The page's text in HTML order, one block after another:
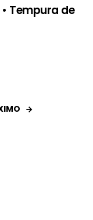
Tempura de